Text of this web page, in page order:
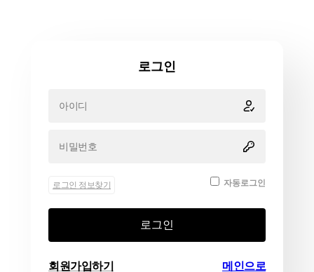
로그인
로그인 정보찾기 자동로그인
로그인
회원가입하기 메인으로